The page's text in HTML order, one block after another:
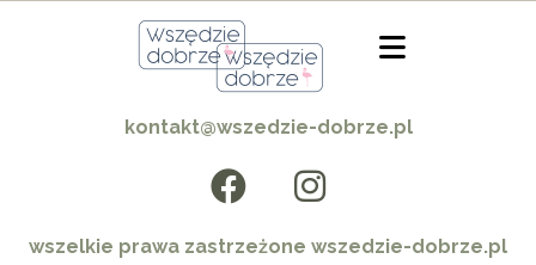
kontakt@wszedzie-dobrze.pl
wszelkie prawa zastrzeżone wszedzie-dobrze.pl